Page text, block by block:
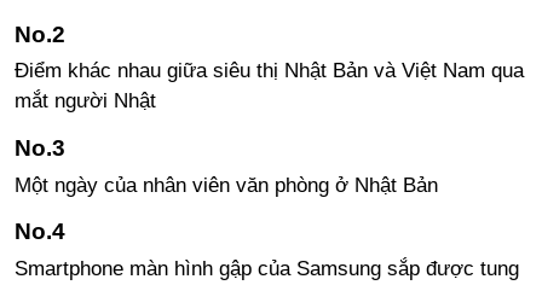
Điểm khác nhau giữa siêu thị Nhật Bản và Việt Nam qua
mắt người Nhật
Một ngày của nhân viên văn phòng ở Nhật Bản
Smartphone màn hình gập của Samsung sắp được tung